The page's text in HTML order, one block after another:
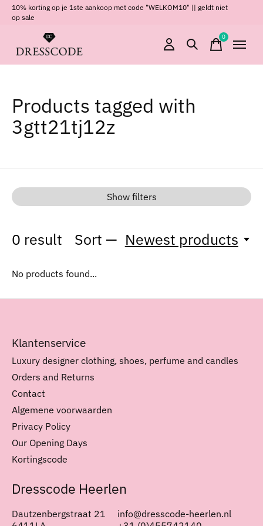
10% korting op je 1ste aankoop met code "WELKOM10" || geldt niet
op sale
0items
Products tagged with
3gtt21tj12z
Show filters
0 result Sort — Newest products
No products found...
Klantenservice
Luxury designer clothing, shoes, perfume and candles
Orders and Returns
Contact
Algemene voorwaarden
Privacy Policy
Our Opening Days
Kortingscode
Dresscode Heerlen
Dautzenbergstraat 21
info@dresscode-heerlen.nl